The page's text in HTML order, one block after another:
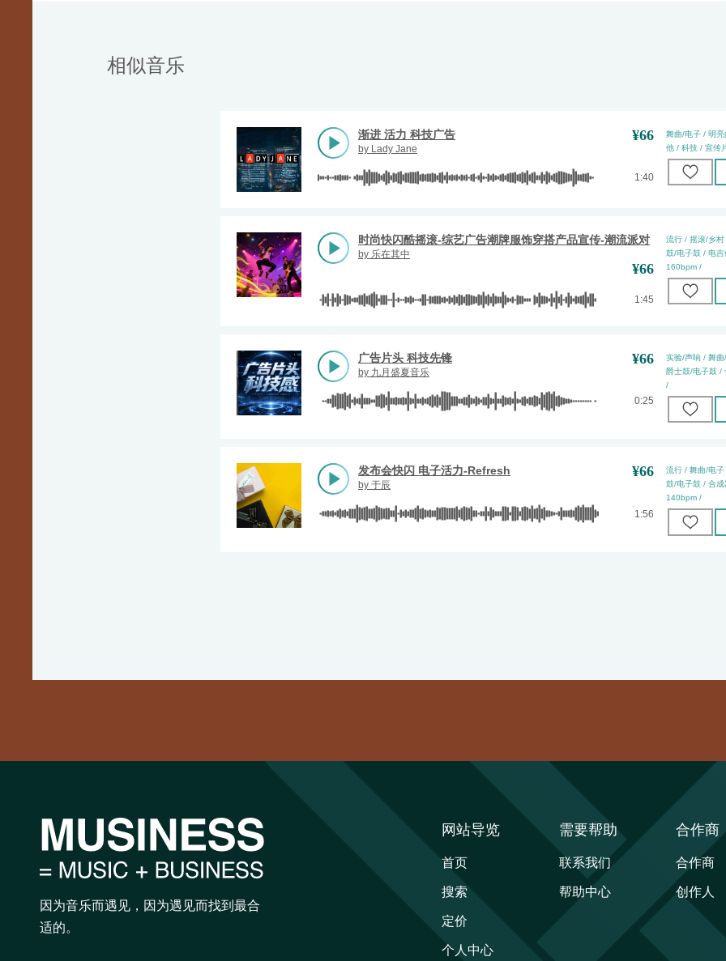
相似音乐
渐进 活力 科技广告
by Lady Jane
¥66
1:40
舞曲/电子 / 明
他 / 科技 / 宣传
时尚快闪酷摇滚-综艺广告潮牌服饰穿搭产品宣传-潮流派对
by 乐在其中
¥66
1:45
流行 / 摇滚/乡
鼓/电子鼓 / 电
160bpm /
广告片头 科技先锋
by 九月盛夏音乐
¥66
0:25
实验/声响 / 舞
爵士鼓/电子鼓 /
/
发布会快闪 电子活力-Refresh
by 于辰
¥66
1:56
流行 / 舞曲/电
鼓/电子鼓 / 合
140bpm /
因为音乐而遇见，因为遇见而找到最合
适的。
网站导览
首页
搜索
定价
个人中心
需要帮助
联系我们
帮助中心
合作商
合作商
创作人